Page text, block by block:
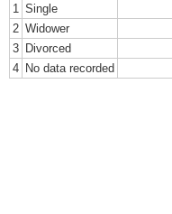
1 Single
2 Widower
3 Divorced
4 No data recorded